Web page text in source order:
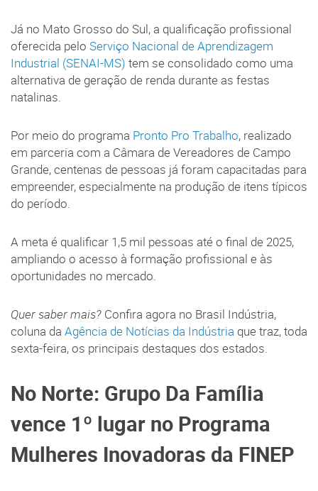
Já no Mato Grosso do Sul, a qualificação profissional
oferecida pelo Serviço Nacional de Aprendizagem
Industrial (SENAI-MS) tem se consolidado como uma
alternativa de geração de renda durante as festas
natalinas.
Por meio do programa Pronto Pro Trabalho, realizado
em parceria com a Câmara de Vereadores de Campo
Grande, centenas de pessoas já foram capacitadas para
empreender, especialmente na produção de itens típicos
do período.
A meta é qualificar 1,5 mil pessoas até o final de 2025,
ampliando o acesso à formação profissional e às
oportunidades no mercado.
Quer saber mais? Confira agora no Brasil Indústria,
coluna da Agência de Notícias da Indústria que traz, toda
sexta-feira, os principais destaques dos estados.
No Norte: Grupo Da Família
vence 1º lugar no Programa
Mulheres Inovadoras da FINEP